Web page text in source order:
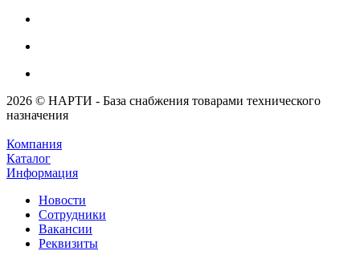
2026 © НАРТИ - База снабжения товарами технического
назначения
Компания
Каталог
Информация
Новости
Сотрудники
Вакансии
Реквизиты